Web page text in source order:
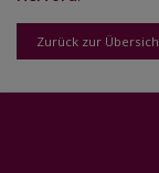
Zurück zur